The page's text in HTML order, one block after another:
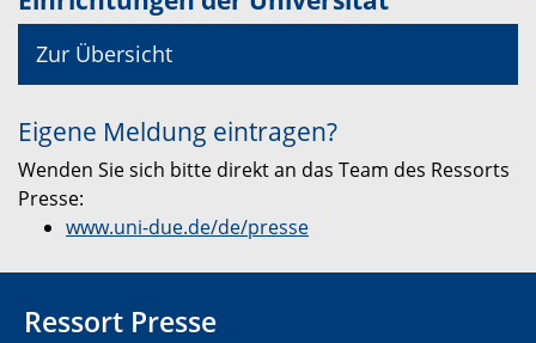
Zur Übersicht
Eigene Meldung eintragen?
Wenden Sie sich bitte direkt an das Team des Ressorts
Presse:
www.uni-due.de/de/presse
Ressort Presse